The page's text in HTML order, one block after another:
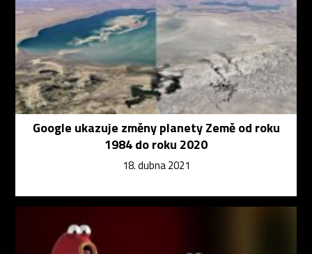
Google ukazuje změny planety Země od roku
1984 do roku 2020
18. dubna 2021